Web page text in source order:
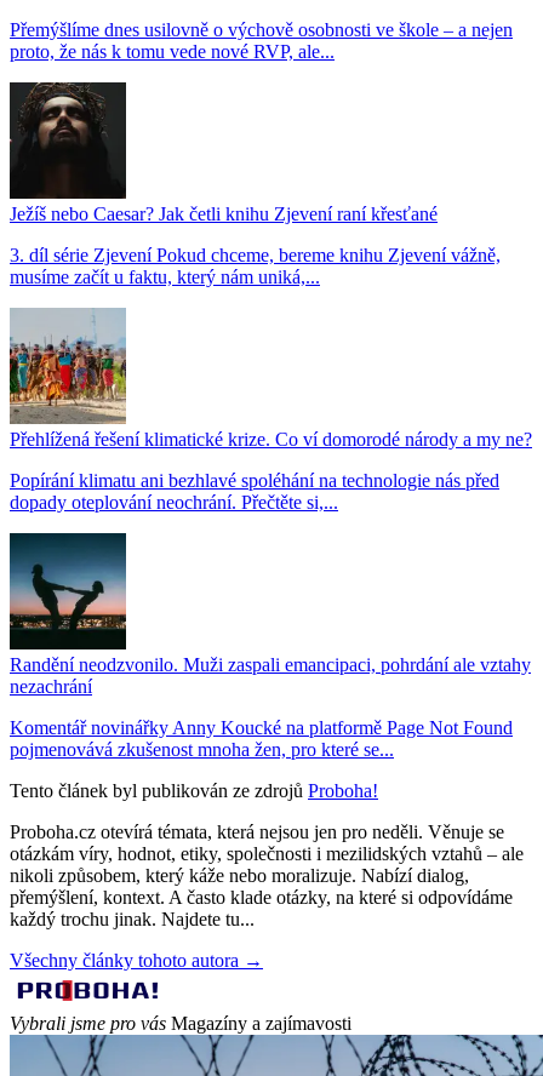
Přemýšlíme dnes usilovně o výchově osobnosti ve škole – a nejen
proto, že nás k tomu vede nové RVP, ale...
Ježíš nebo Caesar? Jak četli knihu Zjevení raní křesťané
3. díl série Zjevení Pokud chceme, bereme knihu Zjevení vážně,
musíme začít u faktu, který nám uniká,...
Přehlížená řešení klimatické krize. Co ví domorodé národy a my ne?
Popírání klimatu ani bezhlavé spoléhání na technologie nás před
dopady oteplování neochrání. Přečtěte si,...
Randění neodzvonilo. Muži zaspali emancipaci, pohrdání ale vztahy
nezachrání
Komentář novinářky Anny Koucké na platformě Page Not Found
pojmenovává zkušenost mnoha žen, pro které se...
Tento článek byl publikován ze zdrojů Proboha!
Proboha.cz otevírá témata, která nejsou jen pro neděli. Věnuje se
otázkám víry, hodnot, etiky, společnosti i mezilidských vztahů – ale
nikoli způsobem, který káže nebo moralizuje. Nabízí dialog,
přemýšlení, kontext. A často klade otázky, na které si odpovídáme
každý trochu jinak. Najdete tu...
Všechny články tohoto autora →
Vybrali jsme pro vás Magazíny a zajímavosti